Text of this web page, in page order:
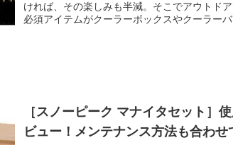
ければ、その楽しみも半減。そこでアウトド
必須アイテムがクーラーボックスやクーラーバ
［スノーピーク マナイタセット］
ビュー！メンテナンス方法も合わせ